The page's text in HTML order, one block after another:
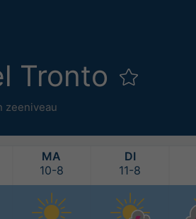
Tronto
zeeniveau
MA
10-8
DI
11-8